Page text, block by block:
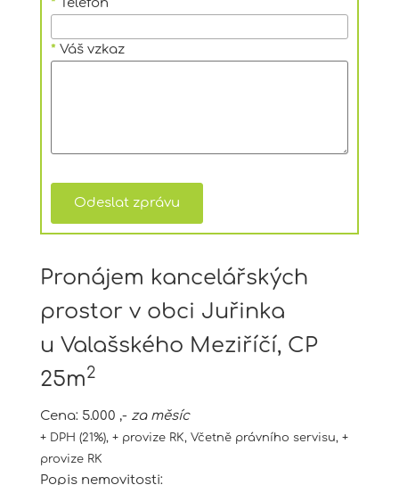
* Váš vzkaz
Pronájem kancelářských
prostor v obci Juřinka
u Valašského Meziříčí, CP
25m2
Cena: 5.000 ,- za měsíc
+ DPH (21%), + provize RK, Včetně právního servisu, +
provize RK
Popis nemovitosti: